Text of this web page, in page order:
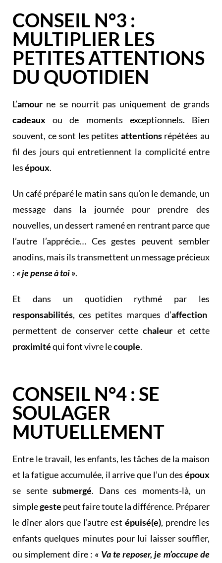
CONSEIL N°3 :
MULTIPLIER LES
PETITES ATTENTIONS
DU QUOTIDIEN
L’amour ne se nourrit pas uniquement de grands
cadeaux ou de moments exceptionnels. Bien
souvent, ce sont les petites attentionsrépétées au
fil des jours qui entretiennent la complicité entre
lesépoux.
Un café préparé le matin sans qu’on le demande, un
message dans la journée pour prendre des
nouvelles, un dessert ramené en rentrant parce que
l’autre l’apprécie… Ces gestes peuvent sembler
anodins, mais ils transmettent un message précieux
: « je pense à toi ».
Et dans un quotidien rythmé par les
responsabilités, ces petites marques d’affection
permettent de conserver cettechaleur et cette
proximitéqui font vivre lecouple.
CONSEIL N°4 : SE
SOULAGER
MUTUELLEMENT
Entre le travail, les enfants, les tâches de la maison
et la fatigue accumulée, il arrive que l’un des époux
se sentesubmergé. Dans ces moments-là, un
simplegeste peut faire toute la différence. Préparer
le dîner alors que l’autre est épuisé(e), prendre les
enfants quelques minutes pour lui laisser souffler,
ou simplement dire : « Va te reposer, je m’occupe de